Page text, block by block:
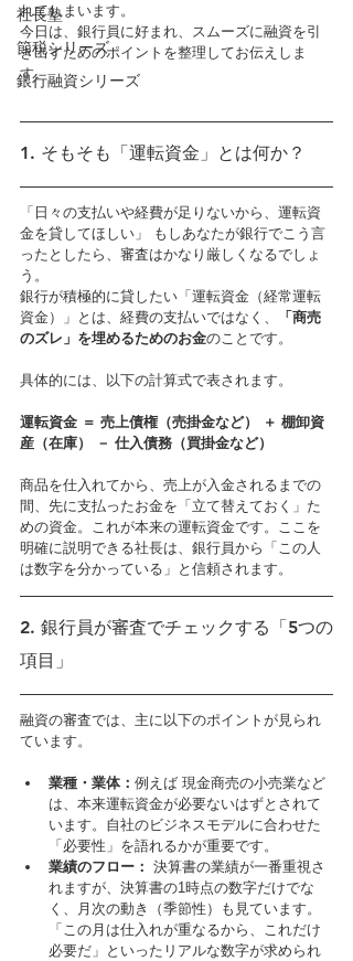
社長塾
節税シリーズ
銀行融資シリーズ
れてしまいます。
今日は、銀行員に好まれ、スムーズに融資を引
き出すためのポイントを整理してお伝えしま
す。
1. そもそも「運転資金」とは何か？
「日々の支払いや経費が足りないから、運転資
金を貸してほしい」 もしあなたが銀行でこう言
ったとしたら、審査はかなり厳しくなるでしょ
う。
銀行が積極的に貸したい「運転資金（経常運転
資金）」とは、経費の支払いではなく、
「商売
のズレ」を埋めるためのお金のことです。
具体的には、以下の計算式で表されます。
運転資金 ＝ 売上債権（売掛金など） ＋ 棚卸資
産（在庫） － 仕入債務（買掛金など）
商品を仕入れてから、売上が入金されるまでの
間、先に支払ったお金を「立て替えておく」た
めの資金。これが本来の運転資金です。ここを
明確に説明できる社長は、銀行員から「この人
は数字を分かっている」と信頼されます。
2. 銀行員が審査でチェックする「5つの
項目」
融資の審査では、主に以下のポイントが見られ
ています。
業種・業体： 例えば 現金商売の小売業など
は、本来運転資金が必要ないはずとされて
います。自社のビジネスモデルに合わせた
「必要性」を語れるかが重要です。
業績のフロー： 決算書の業績が一番重視さ
れますが、決算書の1時点の数字だけでな
く、月次の動き（季節性）も見ています。
「この月は仕入れが重なるから、これだけ
必要だ」といったリアルな数字が求められ